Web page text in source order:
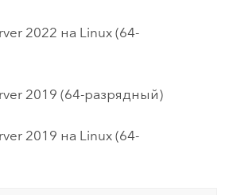
2022 на Linux(64-
2019 (64-разрядный)
2019 на Linux(64-